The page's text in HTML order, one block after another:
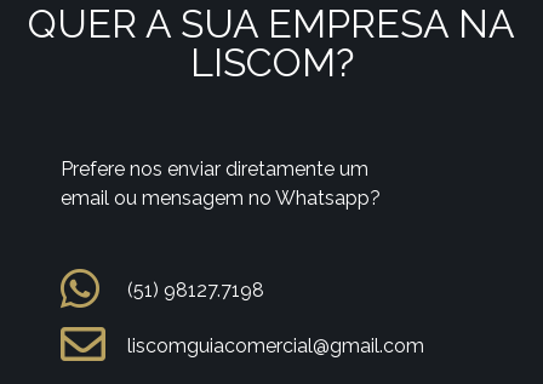
QUER A SUA EMPRESA NA
LISCOM?
Prefere nos enviar diretamente um
email ou mensagem no Whatsapp?
(51) 98127.7198
liscomguiacomercial@gmail.com